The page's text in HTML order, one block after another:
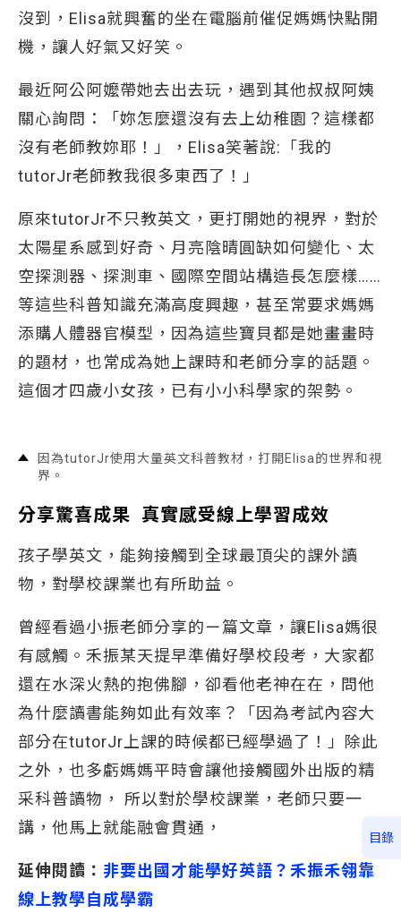
沒到，Elisa就興奮的坐在電腦前催促媽媽快點開
機，讓人好氣又好笑。
最近阿公阿嬤帶她去出去玩，遇到其他叔叔阿姨
關心詢問：「妳怎麼還沒有去上幼稚園？這樣都
沒有老師教妳耶！」，Elisa笑著說:「我的
tutorJr老師教我很多東西了！」
原來tutorJr不只教英文，更打開她的視界，對於
太陽星系感到好奇、月亮陰晴圓缺如何變化、太
空探測器、探測車、國際空間站構造長怎麼樣……
等這些科普知識充滿高度興趣，甚至常要求媽媽
添購人體器官模型，因為這些寶貝都是她畫畫時
的題材，也常成為她上課時和老師分享的話題。
這個才四歲小女孩，已有小小科學家的架勢。
因為tutorJr使用大量英文科普教材，打開Elisa的世界和視
界。
分享驚喜成果 真實感受線上學習成效
孩子學英文，能夠接觸到全球最頂尖的課外讀
物，對學校課業也有所助益。
曾經看過小振老師分享的ㄧ篇文章，讓Elisa媽很
有感觸。禾振某天提早準備好學校段考，大家都
還在水深火熱的抱佛腳，卻看他老神在在，問他
為什麼讀書能夠如此有效率？「因為考試內容大
部分在tutorJr上課的時候都已經學過了！」除此
之外，也多虧媽媽平時會讓他接觸國外出版的精
采科普讀物， 所以對於學校課業，老師只要一
講，他馬上就能融會貫通，
延伸閱讀： 非要出國才能學好英語？禾振禾翎靠
線上教學自成學霸
目錄